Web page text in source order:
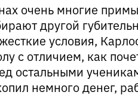
очень многие
другой
условия,
с отличием, как
остальными
немного денег,